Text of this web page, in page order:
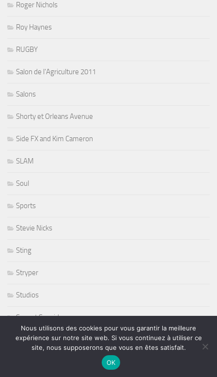
Roger Nichols
Roy Haynes
RUGBY
Salon de l'Agriculture 2011
Salons
Shorty et Orleans Avenue
Side FX and Kim Cameron
SLAM
Soul
Sports
Stevie Nicks
Sting
Stryper
Studios
Sunset Sunside
Sunside
Nous utilisons des cookies pour vous garantir la meilleure
expérience sur notre site web. Si vous continuez à utiliser ce
site, nous supposerons que vous en êtes satisfait.
OK